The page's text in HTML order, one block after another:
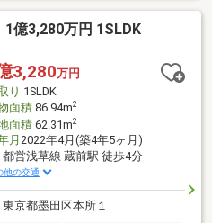
仕様モデルハウスのご案内や
中♪是非、現地をご確認くださ
店迄【０１２０－９１７－１９
‥…━━━☆
億3,280万円 1SLDK
3,280万円
り 1SLDK
面積86.94m2
面積62.31m2
月 2022年4月(築4年5ヶ月)
都営浅草線 蔵前駅 徒歩4分
他の交通
東京都墨田区本所１